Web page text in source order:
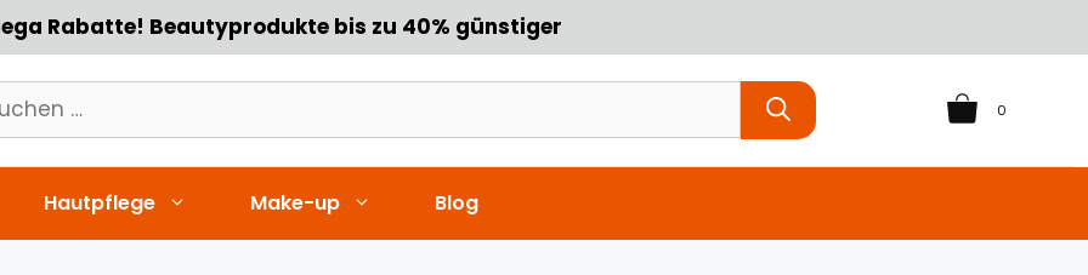
Rabatte! Beautyprodukte bis zu 40% günstiger
0
Hautpflege Make-up Blog